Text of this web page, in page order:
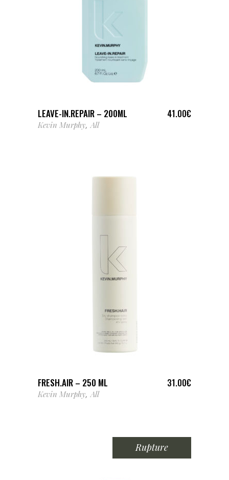
AJOUTER AU PANIER
LEAVE-IN.REPAIR – 200ML 41.00€
Kevin Murphy,All
AJOUTER AU PANIER
FRESH.AIR – 250 ML 31.00€
Kevin Murphy,All
Rupture